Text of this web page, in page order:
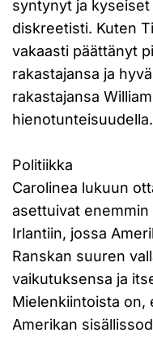
syntynyt ja
diskreetisti. Kuten
vakaasti päättänyt
rakastajansa ja
rakastajansa
hienotunteisuudella.
Politiikka
Carolinea lukuun
asettuivat
Irlantiin, jossa
Ranskan suuren
vaikutuksensa ja
Mielenkiintoista on,
Amerikan